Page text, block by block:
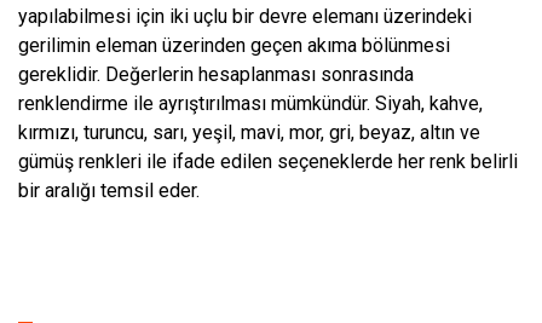
yapılabilmesi için iki uçlu bir devre elemanı üzerindeki
gerilimin eleman üzerinden geçen akıma bölünmesi
gereklidir. Değerlerin hesaplanması sonrasında
renklendirme ile ayrıştırılması mümkündür. Siyah, kahve,
kırmızı, turuncu, sarı, yeşil, mavi, mor, gri, beyaz, altın ve
gümüş renkleri ile ifade edilen seçeneklerde her renk belirli
bir aralığı temsil eder.